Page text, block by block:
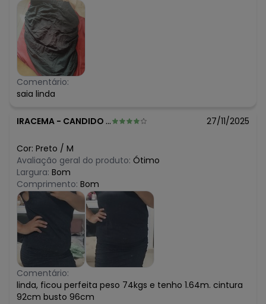
Comentário:
saia linda
IRACEMA - CANDIDO SALES - BA 27/11/2025
Cor: Preto / M
Avaliação geral do produto: Ótimo
Largura: Bom
Comprimento: Bom
Comentário:
linda, ficou perfeita peso 74kgs e tenho 1.64m. cintura
92cm busto 96cm